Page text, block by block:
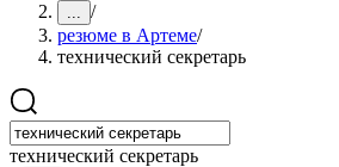
... /
резюме в Артеме/
технический секретарь
технический секретарь